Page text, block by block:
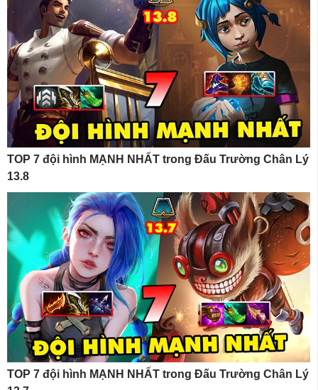
TOP 7 đội hình MẠNH NHẤT trong Đấu Trường Chân Lý
13.8
TOP 7 đội hình MẠNH NHẤT trong Đấu Trường Chân Lý